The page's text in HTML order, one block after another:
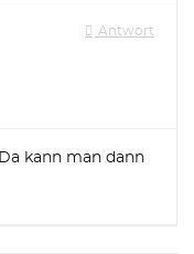
Antwort
kann man dann